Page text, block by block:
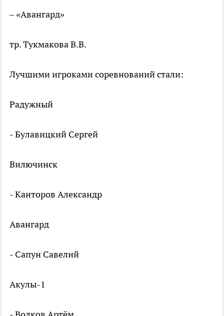
– «Авангард»
тр. Тукмакова В.В.
Лучшими игроками соревнований стали:
Радужный
- Булавицкий Сергей
Вилючинск
- Канторов Александр
Авангард
- Сапун Савелий
Акулы-1